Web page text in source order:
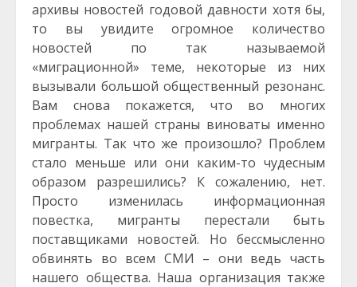
архивы новостей годовой давности хотя бы,
то вы увидите огромное количество
новостей по так называемой
«миграционной» теме, некоторые из них
вызывали большой общественный резонанс.
Вам снова покажется, что во многих
проблемах нашей страны виноваты именно
мигранты. Так что же произошло? Проблем
стало меньше или они каким-то чудесным
образом разрешились? К сожалению, нет.
Просто изменилась информационная
повестка, мигранты перестали быть
поставщиками новостей. Но бессмысленно
обвинять во всем СМИ – они ведь часть
нашего общества. Наша организация также